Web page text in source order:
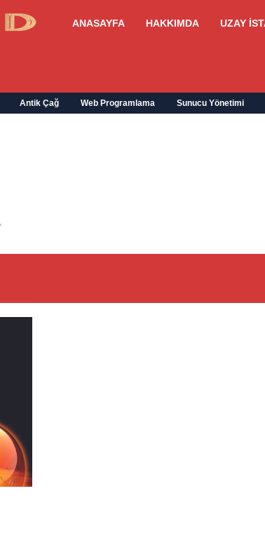
ANASAYFA HAKKIMDA UZAY
Antik Çağ Web Programlama Sunucu Yönetimi